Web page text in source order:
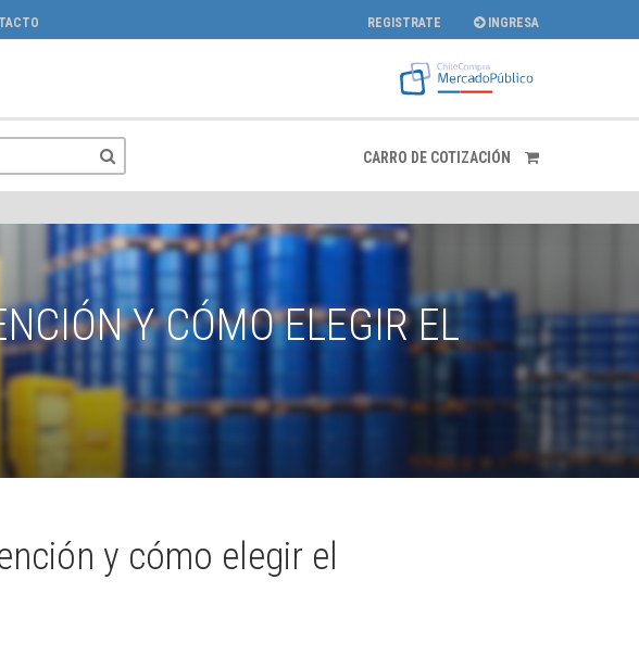
REGISTRATE INGRESA
CARRO DE COTIZACIÓN
Y CÓMO ELEGIR EL
y cómo elegir el